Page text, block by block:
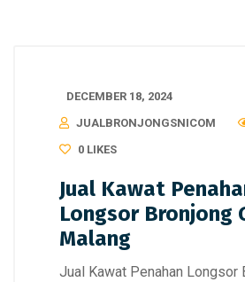
DECEMBER 18, 2024
JUALBRONJONGSNICOM
0 LIKES
Jual Kawat
Longsor Bronjong
Malang
Jual Kawat Penahan Longsor